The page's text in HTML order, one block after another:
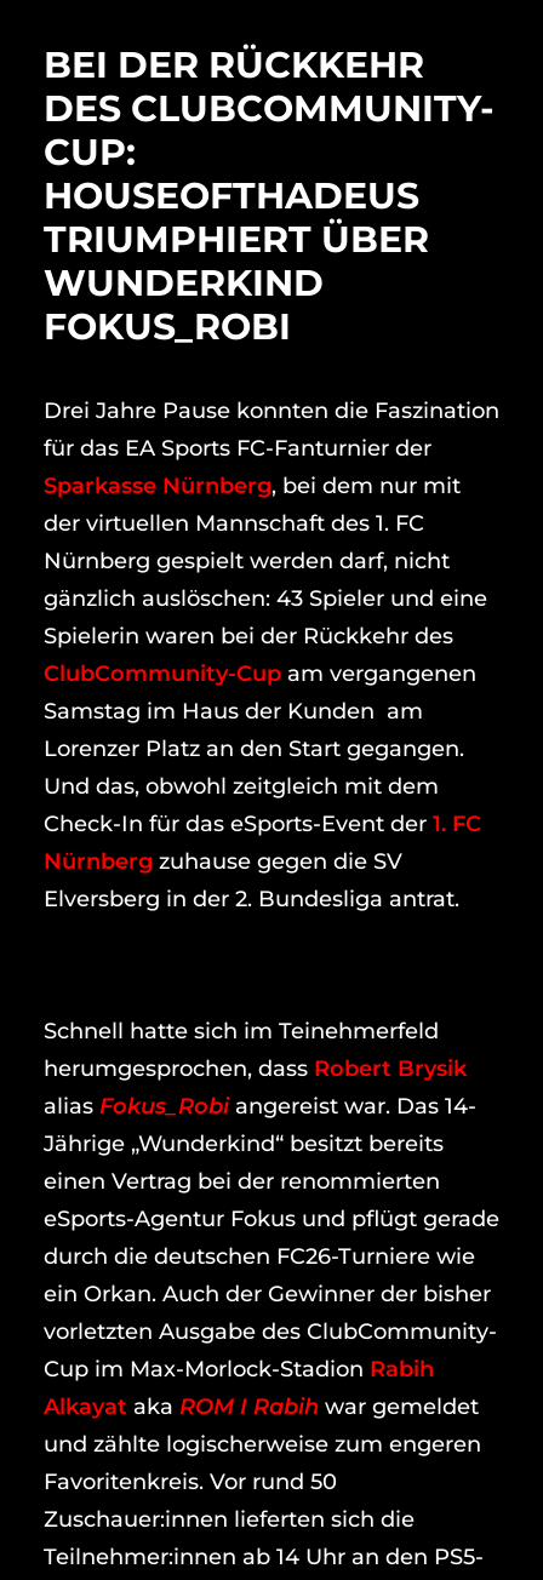
BEI DER RÜCKKEHR
DES CLUBCOMMUNITY-
CUP:
HOUSEOFTHADEUS
TRIUMPHIERT ÜBER
WUNDERKIND
FOKUS_ROBI
Drei Jahre Pause konnten die Faszination
für das EA Sports FC-Fanturnier der
Sparkasse Nürnberg, bei dem nur mit
der virtuellen Mannschaft des 1. FC
Nürnberg gespielt werden darf, nicht
gänzlich auslöschen: 43 Spieler und eine
Spielerin waren bei der Rückkehr des
ClubCommunity-Cup am vergangenen
Samstag im Haus der Kunden am
Lorenzer Platz an den Start gegangen.
Und das, obwohl zeitgleich mit dem
Check-In für das eSports-Event der 1. FC
Nürnberg zuhause gegen die SV
Elversberg in der 2. Bundesliga antrat.
Schnell hatte sich im Teinehmerfeld
herumgesprochen, dass Robert Brysik
alias Fokus_Robiangereist war. Das 14-
Jährige „Wunderkind“ besitzt bereits
einen Vertrag bei der renommierten
eSports-Agentur Fokus und pflügt gerade
durch die deutschen FC26-Turniere wie
ein Orkan. Auch der Gewinner der bisher
vorletzten Ausgabe des ClubCommunity-
Cup im Max-Morlock-Stadion Rabih
Alkayat aka ROM I Rabih war gemeldet
und zählte logischerweise zum engeren
Favoritenkreis. Vor rund 50
Zuschauer:innen lieferten sich die
Teilnehmer:innen ab 14 Uhr an den PS5-